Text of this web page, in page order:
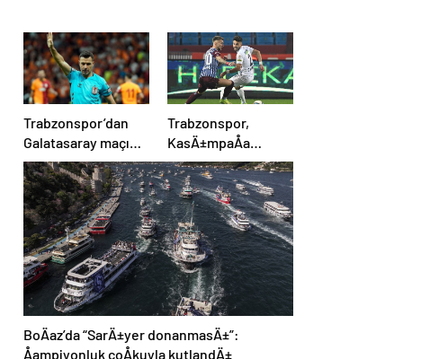
Trabzonspor’dan
Galatasaray maçı
öncesi Cihan Aydın
tepkisi!
Trabzonspor,
KasÄ±mpaÅa
karÅÄ±sÄ±nda 4’te
4 peÅinde
BoÄaz’da “SarÄ±yer donanmasÄ±”:
Åampiyonluk coÅkuyla kutlandÄ±